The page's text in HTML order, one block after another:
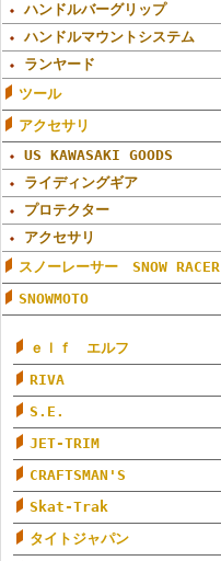
ハンドルバーグリップ
ハンドルマウントシステム
ランヤード
ツール
アクセサリ
US KAWASAKI GOODS
ライディングギア
プロテクター
アクセサリ
スノーレーサー SNOW RACER
SNOWMOTO
ｅｌｆ エルフ
RIVA
S.E.
JET-TRIM
CRAFTSMAN'S
Skat-Trak
タイトジャパン